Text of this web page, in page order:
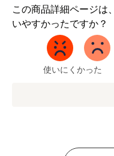
この商品詳細ページは
いやすかったですか？
1
か
使いにくかった